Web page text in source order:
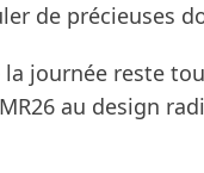
de précieuses
journée reste
au design